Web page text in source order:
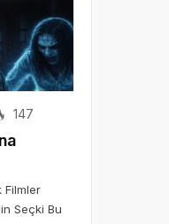
147
Filmler
Seçki Bu